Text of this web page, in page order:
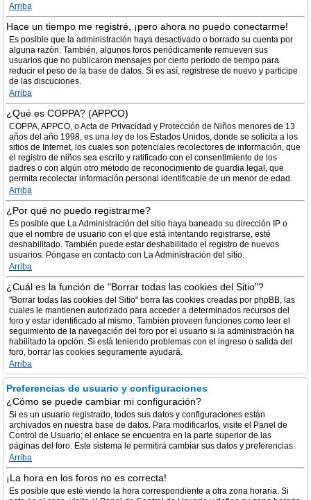
Arriba
Hace un tiempo me registré, ¡pero ahora no puedo conectarme!
Es posible que la administración haya desactivado o borrado su cuenta por
alguna razón. También, algunos foros periódicamente remueven sus
usuarios que no publicaron mensajes por cierto periodo de tiempo para
reducir el peso de la base de datos. Si es así, registrese de nuevo y participe
de las discuciones.
Arriba
¿Qué es COPPA? (APPCO)
COPPA, APPCO, o Acta de Privacidad y Protección de Niños menores de 13
años del año 1998, es una ley de los Estados Unidos, donde se solicita a los
sitios de Internet, los cuales son potenciales recolectores de información, que
el registro de niños sea escrito y ratificado con el consentimiento de los
padres o con algún otro método de reconocimiento de guardia legal, que
permita recolectar información personal identificable de un menor de edad.
Arriba
¿Por qué no puedo registrarme?
Es posible que La Administración del sitio haya baneado su dirección IP o
que el nombre de usuario con el que está intentando registrarse, esté
deshabilitado. También puede estar deshabilitado el registro de nuevos
usuarios. Póngase en contacto con La Administración del sitio.
Arriba
¿Cuál es la función de "Borrar todas las cookies del Sitio"?
"Borrar todas las cookies del Sitio" borra las cookies creadas por phpBB, las
cuales le mantienen autorizado para acceder a determinados recursos del
foro y estar identificado al mismo. También proveen funciones como leer el
seguimiento de la navegación del foro por el usuario si la administración ha
habilitado la opción. Si está teniendo problemas con el ingreso o salida del
foro, borrar las cookies seguramente ayudará.
Arriba
Preferencias de usuario y configuraciones
¿Cómo se puede cambiar mi configuración?
Si es un usuario registrado, todos sus datos y configuraciones están
archivados en nuestra base de datos. Para modificarlos, visite el Panel de
Control de Usuario; el enlace se encuentra en la parte superior de las
páginas del foro. Este sistema le permitirá cambiar sus datos y preferencias.
Arriba
¡La hora en los foros no es correcta!
Es posible que esté viendo la hora correspondiente a otra zona horaria. Si